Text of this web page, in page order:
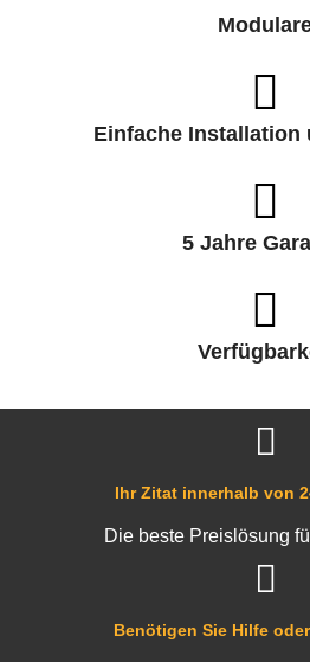
Einfache Installation
5 Jahre
Benötigen Sie Hilfe
Ihr Zitat innerhalb von
Die beste Preislösung